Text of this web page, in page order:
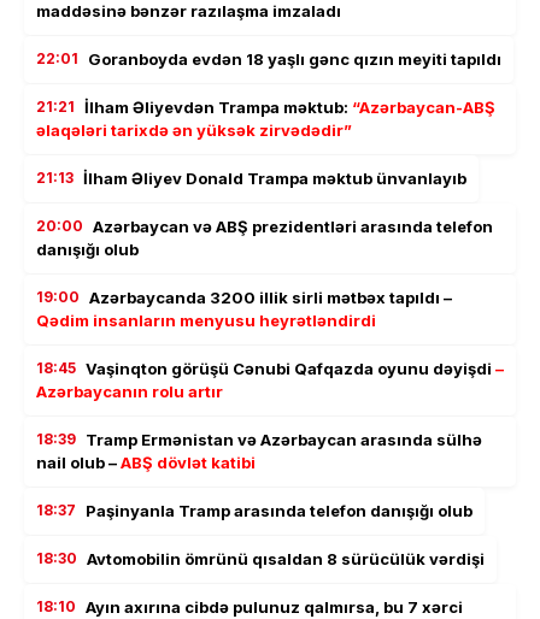
maddəsinə bənzər razılaşma imzaladı
22:01 Goranboyda evdən 18 yaşlı gənc qızın meyiti tapıldı
21:21 İlham Əliyevdən Trampa məktub: “Azərbaycan-ABŞ
əlaqələri tarixdə ən yüksək zirvədədir”
21:13 İlham Əliyev Donald Trampa məktub ünvanlayıb
20:00 Azərbaycan və ABŞ prezidentləri arasında telefon
danışığı olub
19:00 Azərbaycanda 3200 illik sirli mətbəx tapıldı –
Qədim insanların menyusu heyrətləndirdi
18:45 Vaşinqton görüşü Cənubi Qafqazda oyunu dəyişdi –
Azərbaycanın rolu artır
18:39 Tramp Ermənistan və Azərbaycan arasında sülhə
nail olub –ABŞ dövlət katibi
18:37 Paşinyanla Tramp arasında telefon danışığı olub
18:30 Avtomobilin ömrünü qısaldan 8 sürücülük vərdişi
18:10 Ayın axırına cibdə pulunuz qalmırsa, bu 7 xərci